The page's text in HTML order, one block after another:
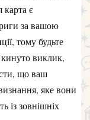
карта є
за вашою
тому будьте
кинуто виклик,
що ваш
яке вони
із зовнішніх